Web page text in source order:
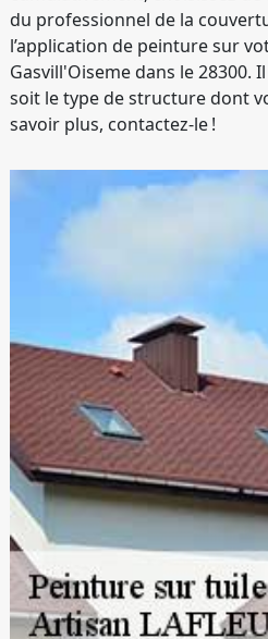
du professionnel de la
l’application de peinture sur
Gasvill'Oiseme dans le 28300.
soit le type de structure dont
savoir plus, contactez-le !